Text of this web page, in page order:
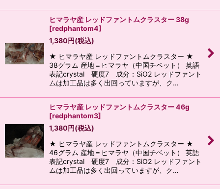
ヒマラヤ産 レッドファントムクラスター 38g
[redphantom4]
1,380円(税込)
★ ヒマラヤ産 レッドファントムクラスター ★
38グラム 産地＝ヒマラヤ（中国チベット） 英語
表記crystal 硬度7 成分：SiO2 レッドファント
ムは加工品は多く出回っていますが、ク…
ヒマラヤ産 レッドファントムクラスター 46g
[redphantom3]
1,380円(税込)
★ ヒマラヤ産 レッドファントムクラスター ★
46グラム 産地＝ヒマラヤ（中国チベット） 英語
表記crystal 硬度7 成分：SiO2 レッドファント
ムは加工品は多く出回っていますが、ク…